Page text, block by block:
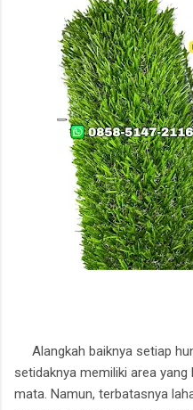
Alangkah baiknya setiap
setidaknya memiliki area
mata. Namun, terbatasnya